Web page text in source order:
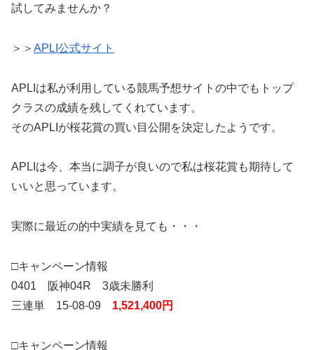
試してみませんか？
＞＞ APLI公式サイト
APLIは私が利用している競馬予想サイトの中でもトップ
クラスの成績を残してくれています。
そのAPLIが桜花賞の買い目公開を決定したようです。
APLIは今、本当に調子が良いので私は桜花賞も期待して
いいと思っています。
実際に最近の的中実績を見ても・・・
□キャンペーン情報
0401 阪神04R 3歳未勝利
三連単 15-08-09 1,521,400円
□キャンペーン情報